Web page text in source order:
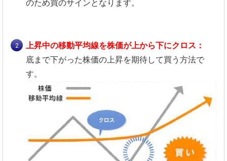
のため買のサインとなります。
上昇中の移動平均線を株価が上から下にクロス：
底まで下がった株価の上昇を期待して買う方法で
す。